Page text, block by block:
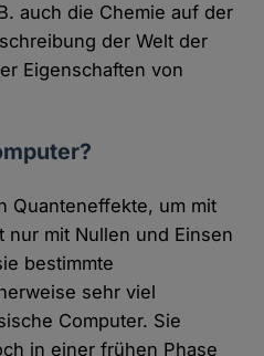
auch die Chemie auf der
der Welt der
Eigenschaften von
Quanteneffekte, um mit
nur mit Nullen und Einsen
bestimmte
sehr viel
Computer. Sie
in einer frühen Phase